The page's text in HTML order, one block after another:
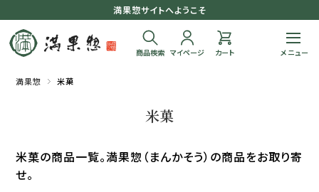
満果惣サイトへようこそ
商品検索 マイページ カート
満果惣 米菓
米菓
米菓の商品一覧。満果惣（まんかそう）の商品をお取り寄
せ。